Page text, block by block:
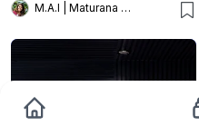
M.A.I | Maturana Arquitetura e Interiores